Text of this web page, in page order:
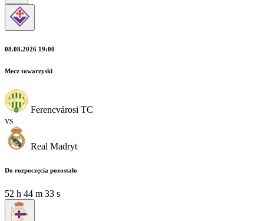
08.08.2026 19:00
Mecz towarzyski
Ferencvárosi TC
vs
Real Madryt
Do rozpoczęcia pozostało
52 h 44 m 32 s